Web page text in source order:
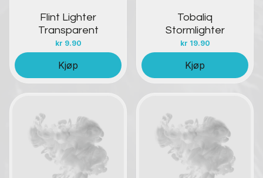
Flint Lighter
Transparent
kr 9.90
Kjøp
Tobaliq
Stormlighter
kr 19.90
Kjøp
Kontakt oss Kontakt oss